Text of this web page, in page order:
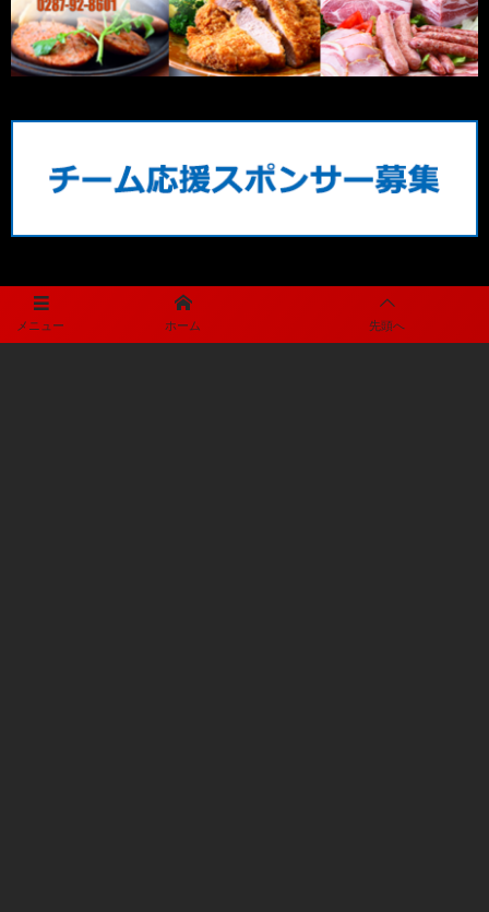
メニュー ホーム 先頭へ
メディアパートナー